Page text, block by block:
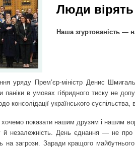
Люди
Наша згуртованість —
уряду Прем’єр-міністр Денис
паніки в умовах гібридного тиску не
консолідації українського
показати нашим друзям і нашим
й незалежність. День єднання — не про
на загрози. Заради кращого